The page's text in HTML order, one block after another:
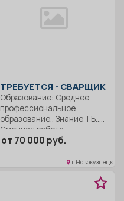
ТРЕБУЕТСЯ - СВАРЩИК
Образование: Среднее
профессиональное
образование.. Знание ТБ..
Сменная работа..
от 70 000 руб.
г Новокузнецк